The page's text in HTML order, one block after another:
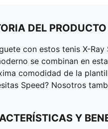
DEL PRODUCTO
con estos tenis X-
se combinan en
comodidad de la
Speed? Nosotros
Y